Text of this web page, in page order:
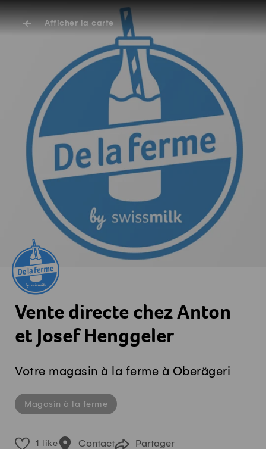
Afficher la carte
Vente directe chez Anton
et Josef Henggeler
Votre magasin à la ferme à Oberägeri
Magasin à la ferme
1 like Contact Partager